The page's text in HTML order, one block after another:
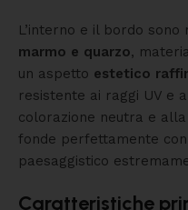
L’interno e il bordo sono
marmo e quarzo,
un aspetto estetico
resistente ai raggi UV e
colorazione neutra e
fonde perfettamente
paesaggistico
Caratteristiche